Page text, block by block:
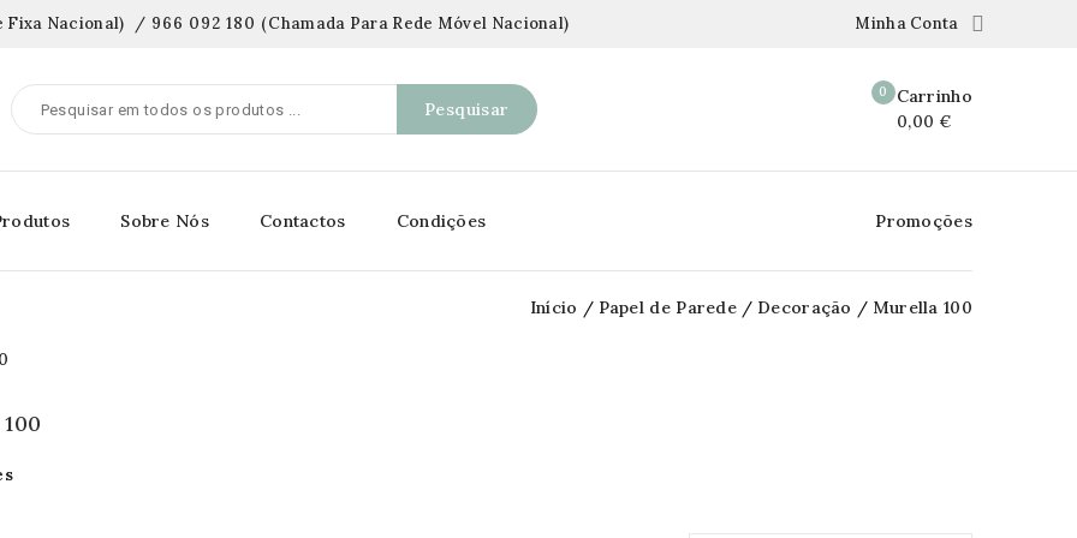
Fixa Nacional) / 966 092 180 (Chamada Para Rede Móvel Nacional) Minha Conta 
0 Carrinho
0,00 €
Pesquisar
Sobre Nós Contactos Condições Promoções
Início Papel de Parede Decoração Murella 100